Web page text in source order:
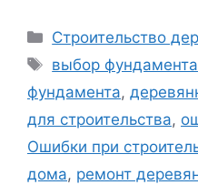
Рубрики
Строительство
Метки
выбор фундамента
фундамента,
для строительства,
Ошибки при
дома, ремонт